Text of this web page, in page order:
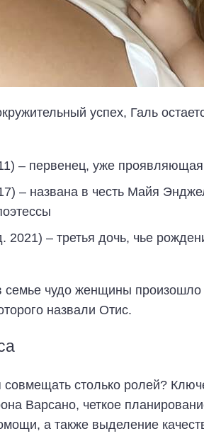
успех, Галь
– первенец, уже проявляющая
– названа в честь Майя
2021) – третья дочь, чье
семье чудо женщины
назвали Отис.
совмещать столько ролей?
Варсано, четкое
а также выделение